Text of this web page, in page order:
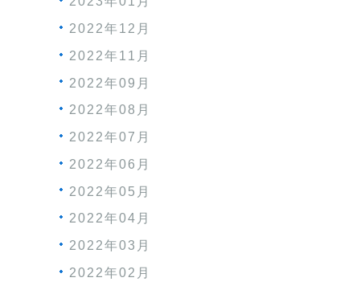
2022年12月
2022年11月
2022年09月
2022年08月
2022年07月
2022年06月
2022年05月
2022年04月
2022年03月
2022年02月